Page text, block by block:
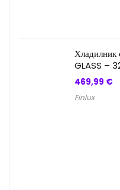
Хладилник
GLASS –
469,99 €
Finlux